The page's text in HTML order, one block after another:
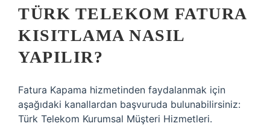
TÜRK TELEKOM FATURA
KISITLAMA NASIL
YAPILIR?
Fatura Kapama hizmetinden faydalanmak için
aşağıdaki kanallardan başvuruda bulunabilirsiniz:
Türk Telekom Kurumsal Müşteri Hizmetleri.